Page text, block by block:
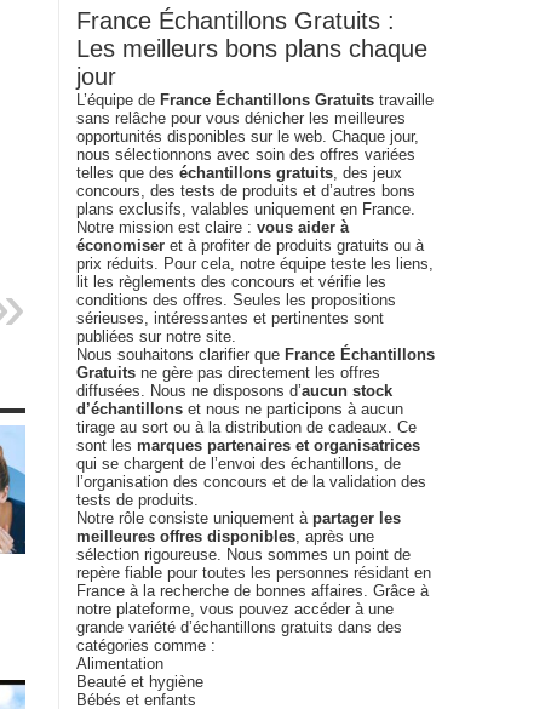
France Échantillons Gratuits :
Les meilleurs bons plans chaque
jour
L’équipe de France Échantillons Gratuits travaille
sans relâche pour vous dénicher les meilleures
opportunités disponibles sur le web. Chaque jour,
nous sélectionnons avec soin des offres variées
telles que des échantillons gratuits, des jeux
concours, des tests de produits et d’autres bons
plans exclusifs, valables uniquement en France.
Notre mission est claire : vous aider à
économiser et à profiter de produits gratuits ou à
prix réduits. Pour cela, notre équipe teste les liens,
lit les règlements des concours et vérifie les
conditions des offres. Seules les propositions
sérieuses, intéressantes et pertinentes sont
publiées sur notre site.
Nous souhaitons clarifier que France Échantillons
Gratuits ne gère pas directement les offres
diffusées. Nous ne disposons d’aucun stock
d’échantillons et nous ne participons à aucun
tirage au sort ou à la distribution de cadeaux. Ce
sont les marques partenaires et organisatrices
qui se chargent de l’envoi des échantillons, de
l’organisation des concours et de la validation des
tests de produits.
Notre rôle consiste uniquement à partager les
meilleures offres disponibles, après une
sélection rigoureuse. Nous sommes un point de
repère fiable pour toutes les personnes résidant en
France à la recherche de bonnes affaires. Grâce à
notre plateforme, vous pouvez accéder à une
grande variété d’échantillons gratuits dans des
catégories comme :
Alimentation
Beauté et hygiène
Bébés et enfants